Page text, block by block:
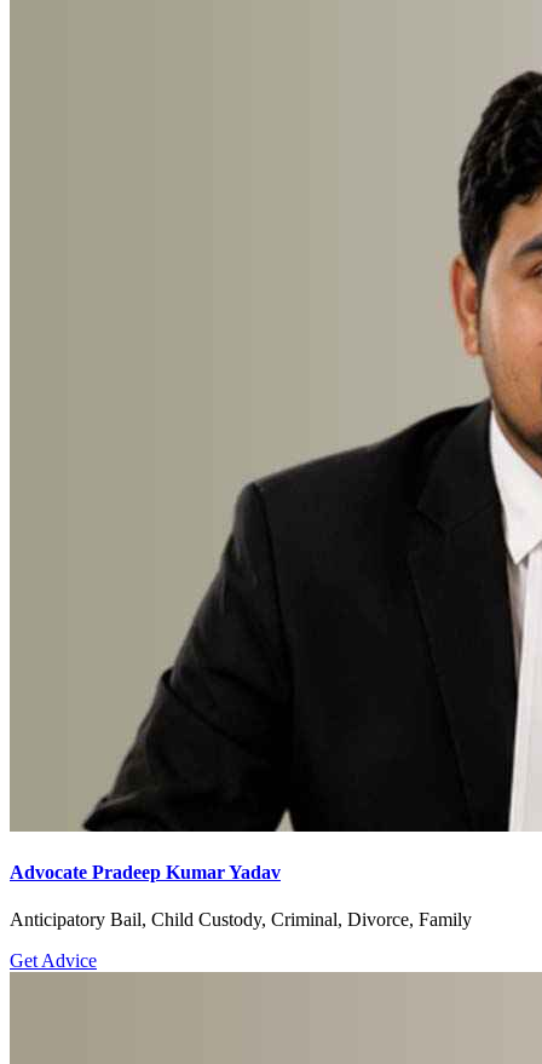
Advocate Pradeep Kumar Yadav
Anticipatory Bail, Child Custody, Criminal, Divorce, Family
Get Advice